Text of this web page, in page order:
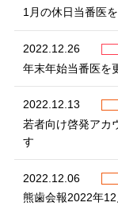
1月の休日当番医
2022.12.26
年末年始当番医を
2022.12.13
若者向け啓発アカ
す
2022.12.06
熊歯会報2022年